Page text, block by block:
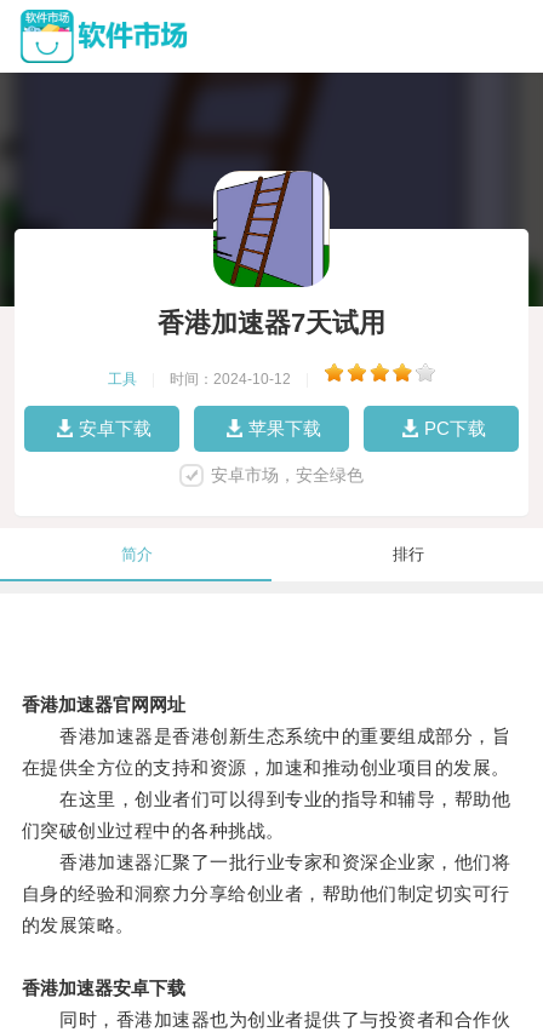
香港加速器7天试用
工具 时间：2024-10-12
安卓下载 苹果下载 PC下载
安卓市场，安全绿色
简介 排行
香港加速器官网网址
香港加速器是香港创新生态系统中的重要组成部分，旨
在提供全方位的支持和资源，加速和推动创业项目的发展。
在这里，创业者们可以得到专业的指导和辅导，帮助他
们突破创业过程中的各种挑战。
香港加速器汇聚了一批行业专家和资深企业家，他们将
自身的经验和洞察力分享给创业者，帮助他们制定切实可行
的发展策略。
香港加速器安卓下载
同时，香港加速器也为创业者提供了与投资者和合作伙